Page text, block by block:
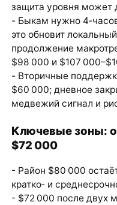
защита уровня может
- Быкам нужно
это обновит
продолжение
$98 000 и $107
- Вторичные
$60 000; дневное
медвежий сигнал и
Ключевые зоны:
$72 000
- Район $80 000
кратко‑ и
- $72 000 после двух